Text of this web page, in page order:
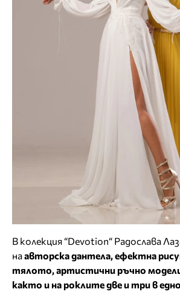
В колекция “Devotion“ Радослава
наавторска дантела, ефектна
тялото, артистични ръчно
както и на роклите две и три в